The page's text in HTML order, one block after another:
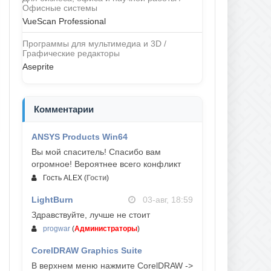
Офисные системы
VueScan Professional
Программы для мультимедиа и 3D /
Графические редакторы
Aseprite
Комментарии
ANSYS Products Win64
Вы мой спаситель! Спасибо вам
огромное! Вероятнее всего конфликт
Гость ALEX (Гости)
LightBurn
03-авг, 18:59
Здравствуйте, лучше не стоит
progwar (Администраторы)
CorelDRAW Graphics Suite
03-авг, 18:58
В верхнем меню нажмите CorelDRAW ->